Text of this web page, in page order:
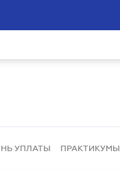
УПЛАТЫ ПРАКТИКУМЫ